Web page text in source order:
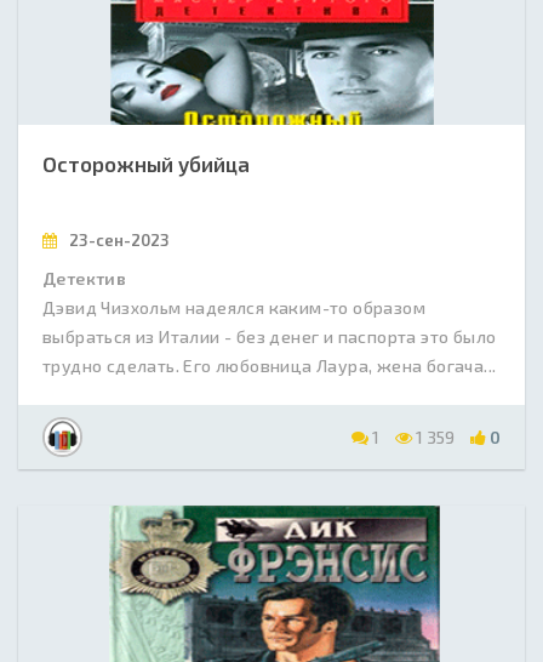
Осторожный убийца
23-сен-2023
Детектив
Дэвид Чизхольм надеялся каким-то образом
выбраться из Италии - без денег и паспорта это было
трудно сделать. Его любовница Лаура, жена богача...
1 1 359 0